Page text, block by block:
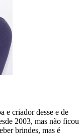
e criador desse e de
2003, mas não ficou
brindes, mas é